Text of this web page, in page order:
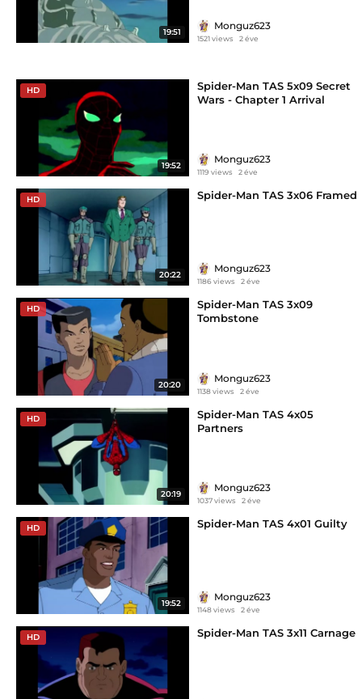
19:51
Monguz623
1521 views 2 éve
HD
19:52
Spider-Man TAS 5x09 Secret
Wars - Chapter 1 Arrival
Monguz623
1119 views 2 éve
HD
20:22
Spider-Man TAS 3x06 Framed
Monguz623
1186 views 2 éve
HD
20:20
Spider-Man TAS 3x09
Tombstone
Monguz623
1138 views 2 éve
HD
20:19
Spider-Man TAS 4x05
Partners
Monguz623
1037 views 2 éve
HD
19:52
Spider-Man TAS 4x01 Guilty
Monguz623
1148 views 2 éve
HD Spider-Man TAS 3x11 Carnage